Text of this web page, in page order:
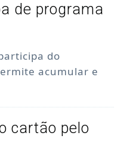
de programa
do
acumular e
cartão pelo